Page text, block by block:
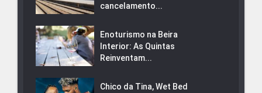
cancelamento...
Enoturismo na Beira
Interior: As Quintas
Reinventam...
Chico da Tina, Wet Bed